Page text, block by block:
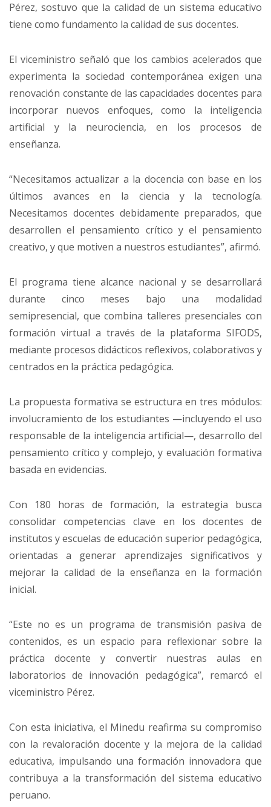
Pérez, sostuvo que la calidad de un sistema educativo
tiene como fundamento la calidad de sus docentes.
El viceministro señaló que los cambios acelerados que
experimenta la sociedad contemporánea exigen una
renovación constante de las capacidades docentes para
incorporar nuevos enfoques, como la inteligencia
artificial y la neurociencia, en los procesos de
enseñanza.
“Necesitamos actualizar a la docencia con base en los
últimos avances en la ciencia y la tecnología.
Necesitamos docentes debidamente preparados, que
desarrollen el pensamiento crítico y el pensamiento
creativo, y que motiven a nuestros estudiantes”, afirmó.
El programa tiene alcance nacional y se desarrollará
durante cinco meses bajo una modalidad
semipresencial, que combina talleres presenciales con
formación virtual a través de la plataforma SIFODS,
mediante procesos didácticos reflexivos, colaborativos y
centrados en la práctica pedagógica.
La propuesta formativa se estructura en tres módulos:
involucramiento de los estudiantes —incluyendo el uso
responsable de la inteligencia artificial—, desarrollo del
pensamiento crítico y complejo, y evaluación formativa
basada en evidencias.
Con 180 horas de formación, la estrategia busca
consolidar competencias clave en los docentes de
institutos y escuelas de educación superior pedagógica,
orientadas a generar aprendizajes significativos y
mejorar la calidad de la enseñanza en la formación
inicial.
“Este no es un programa de transmisión pasiva de
contenidos, es un espacio para reflexionar sobre la
práctica docente y convertir nuestras aulas en
laboratorios de innovación pedagógica”, remarcó el
viceministro Pérez.
Con esta iniciativa, el Minedu reafirma su compromiso
con la revaloración docente y la mejora de la calidad
educativa, impulsando una formación innovadora que
contribuya a la transformación del sistema educativo
peruano.